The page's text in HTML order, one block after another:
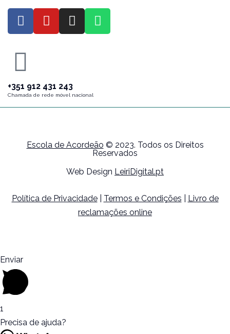
+351 912 431 243
Chamada de rede móvel nacional
Escola de Acordeão © 2023. Todos os Direitos
Reservados
Web Design LeiriDigital.pt
Política de Privacidade| Termos e Condições
Livro de
reclamações online
Enviar
1
Precisa de ajuda?